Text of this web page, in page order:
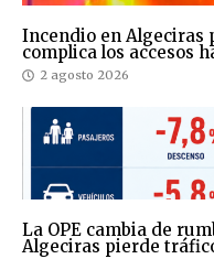
Incendio en Algeciras
complica los accesos
2 agosto 2026
La OPE cambia de
Algeciras pierde